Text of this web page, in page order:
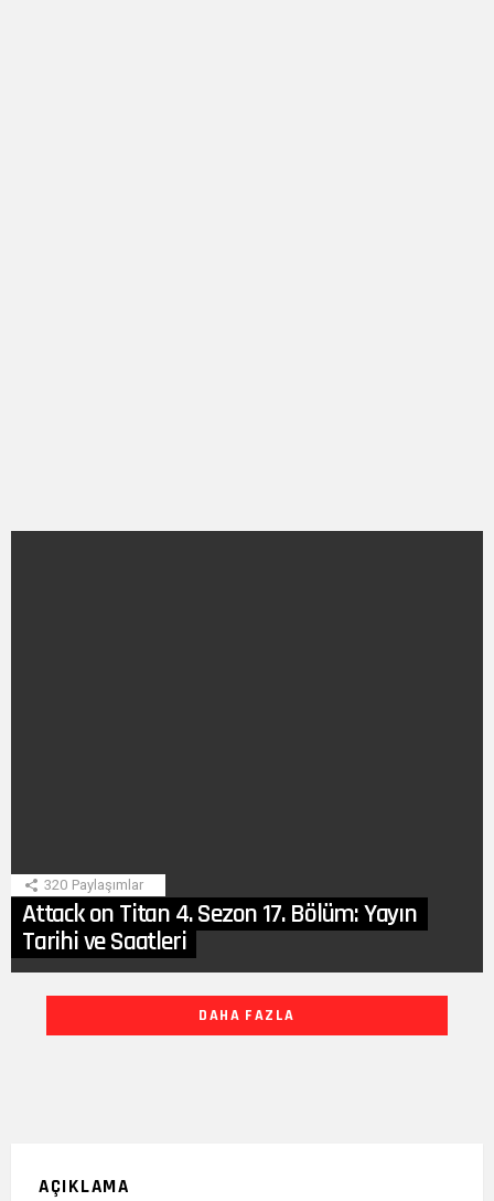
320 Paylaşımlar
Attack on Titan 4. Sezon 17. Bölüm: Yayın
Tarihi ve Saatleri
DAHA FAZLA
AÇIKLAMA